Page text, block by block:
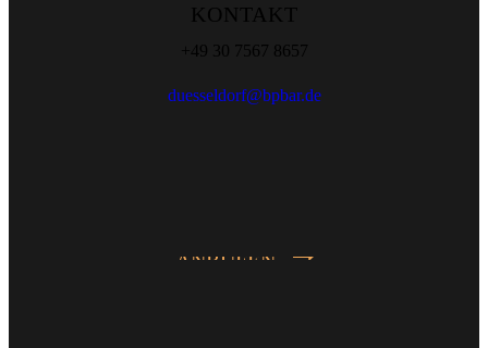
KONTAKT
+49 30 7567 8657
duesseldorf@bpbar.de
ANRUFEN